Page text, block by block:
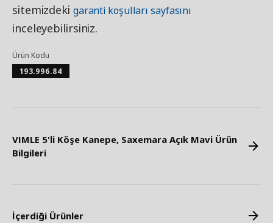
sitemizdeki garanti koşulları sayfasını
inceleyebilirsiniz.
Ürün Kodu
193.996.84
VIMLE 5'li Köşe Kanepe, Saxemara Açık Mavi Ürün
Bilgileri
İçerdiği Ürünler